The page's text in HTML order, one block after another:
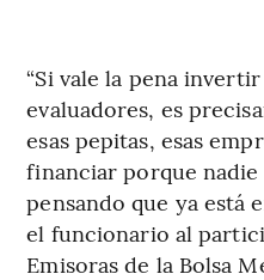
“Si vale la pena
evaluadores, es
esas pepitas, esas
financiar porque nadie
pensando que ya está
el funcionario al
Emisoras de la Bolsa